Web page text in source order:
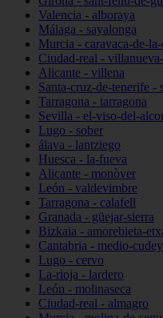
Valencia - alboraya
Málaga - sayalonga
Murcia - caravaca-de-
Ciudad-real -
Alicante - villena
Santa-cruz-de-tenerife -
Tarragona - tarragona
Sevilla - el-viso-del-
Lugo - sober
álava - lantziego
Huesca - la-fueva
Alicante - monòver
León - valdevimbre
Tarragona - calafell
Granada - güejar-sierra
Bizkaia - amorebieta-
Cantabria - medio-
Lugo - cervo
La-rioja - lardero
León - molinaseca
Ciudad-real - almagro